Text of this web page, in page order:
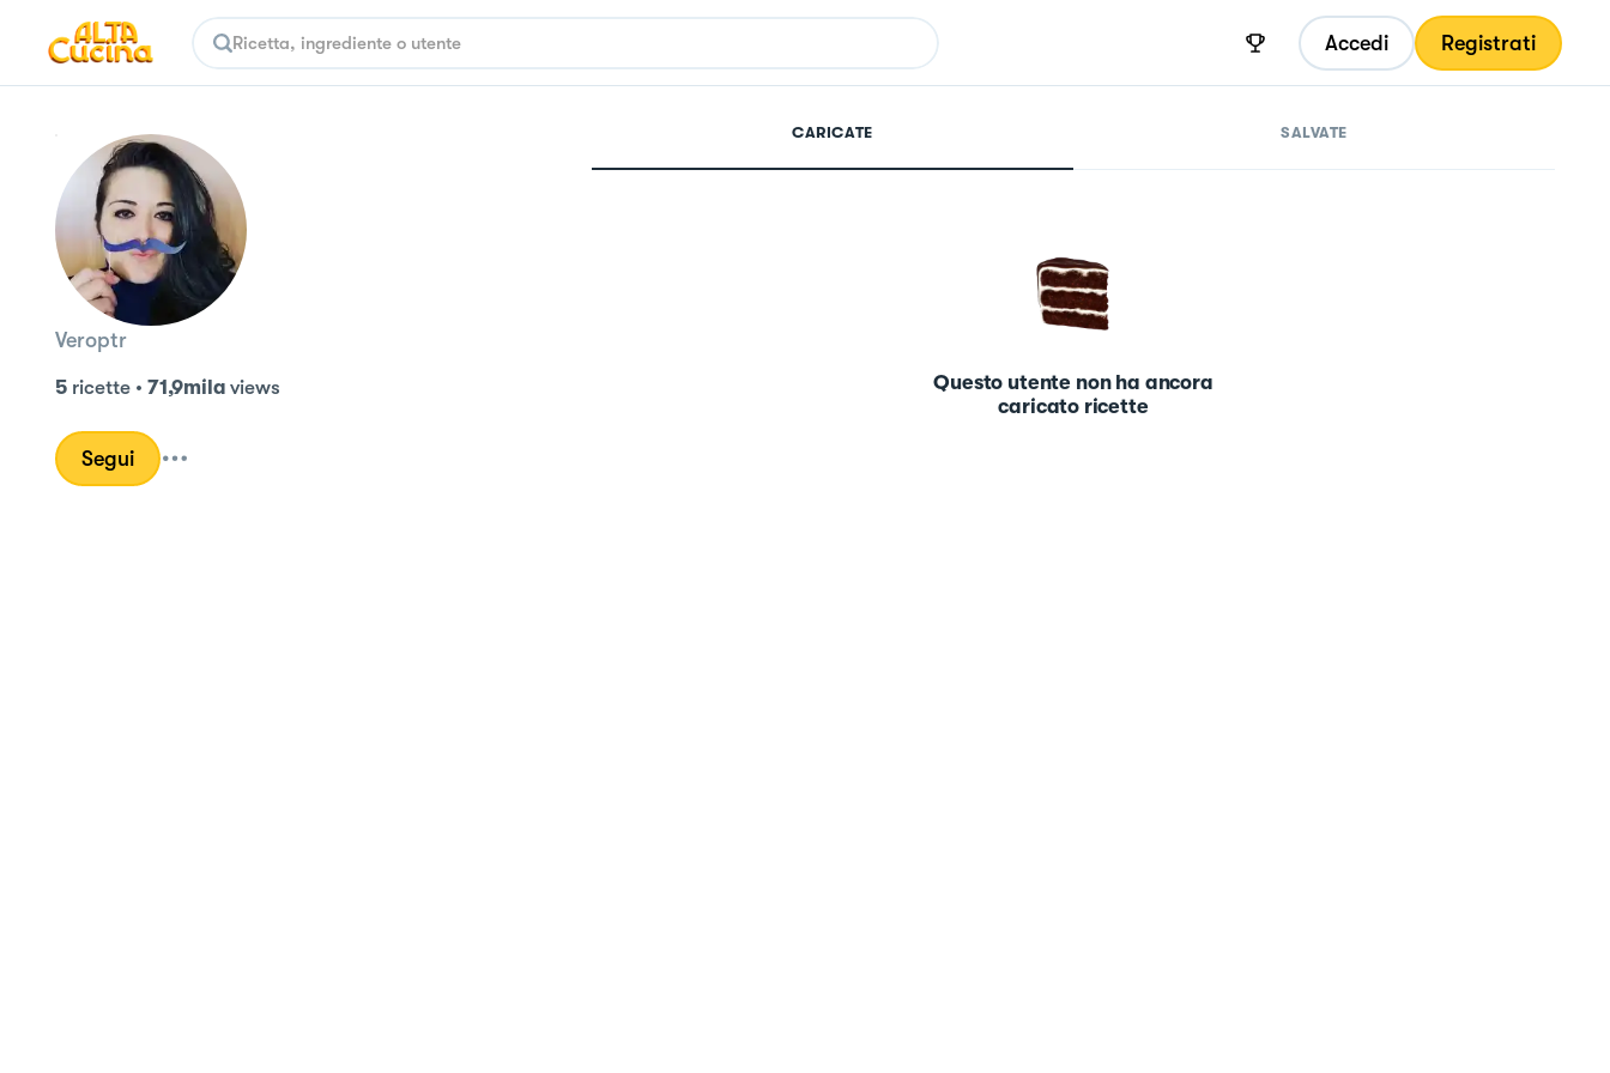
Accedi Registrati
Veroptr
5 ricette• 71,9mila views
Segui
CARICATE SALVATE
Questo utente non ha ancora
caricato ricette